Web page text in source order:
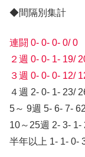
◆間隔別集計
連闘 0- 0- 0- 0/ 0
２週 0- 0- 1- 19/
３週 0- 0- 0- 12/
４週 2- 0- 1- 23/
5～ 9週 5- 6- 7-
10～25週 2- 3- 1-
半年以上 1- 1- 0-